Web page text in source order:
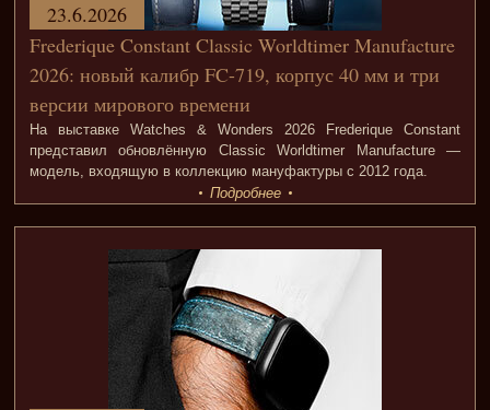
Frederique Constant Classic Worldtimer Manufacture
2026: новый калибр FC-719, корпус 40 мм и три
версии мирового времени
На выставке Watches & Wonders 2026 Frederique Constant
представил обновлённую Classic Worldtimer Manufacture —
модель, входящую в коллекцию мануфактуры с 2012 года.
23.6.2026
Подробнее